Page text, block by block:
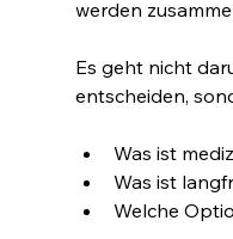
werden
Es geht nicht
entscheiden,
Was ist
Was ist
Welche